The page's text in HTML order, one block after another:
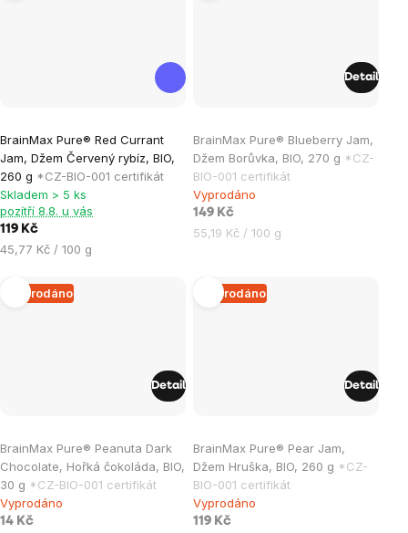
BrainMax Pure® Red Currant
Jam, Džem Červený rybíz, BIO,
260 g *CZ-BIO-001 certifikát
hodnocení
produktu
je
0,0
z
5
hvězdiček.
Skladem > 5 ks
pozítří 8.8. u vás
119 Kč
Měrná
45,77 Kč / 100 g
BrainMax Pure® Blueberry Jam,
Džem Borůvka, BIO, 270 g *CZ-
BIO-001 certifikát
hodnocení
produktu
je
5,0
z
hvězdiček.
Vyprodáno
149 Kč
Měrná
55,19 Kč / 100 g
Detail
Vyprodáno
BrainMax Pure® Peanuta Dark
Chocolate, Hořká čokoláda, BIO,
30 g *CZ-BIO-001 certifikát
hodnocení
produktu
je
0,0
Vyprodáno
14 Kč
Detail
Vyprodáno
BrainMax Pure® Pear Jam,
Džem Hruška, BIO, 260 g *CZ-
BIO-001 certifikát
hodnocení
produktu
je
5,0
Vyprodáno
119 Kč
Detail